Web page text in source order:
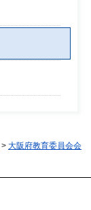
> 大阪府教育委員会会